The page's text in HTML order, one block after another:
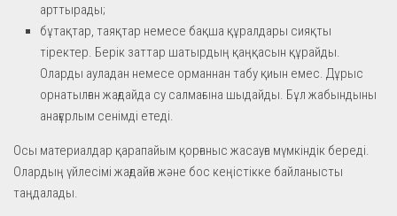
арттырады;
бұтақтар, таяқтар немесе бақша құралдары сияқты
тіректер. Берік заттар шатырдың қаңқасын құрайды.
Оларды ауладан немесе орманнан табу қиын емес. Дұрыс
орнатылған жағдайда су салмағына шыдайды. Бұл жабындыны
анағұрлым сенімді етеді.
Осы материалдар қарапайым қорғаныс жасауға мүмкіндік береді.
Олардың үйлесімі жағдайға және бос кеңістікке байланысты
таңдалады.